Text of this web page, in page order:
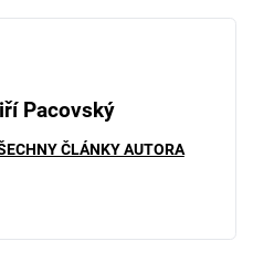
Pacovský
ČLÁNKY AUTORA